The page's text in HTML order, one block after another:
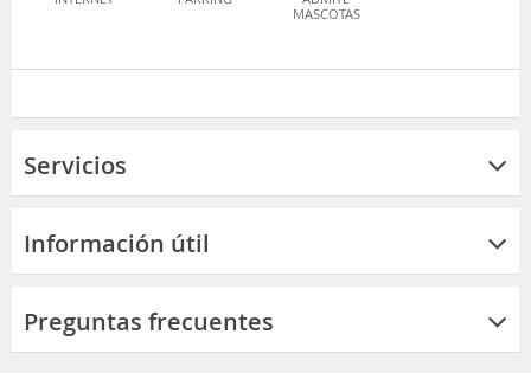
MASCOTAS
Servicios
Información útil
Preguntas frecuentes